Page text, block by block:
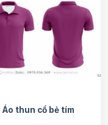
Áo thun cổ bẻ tím